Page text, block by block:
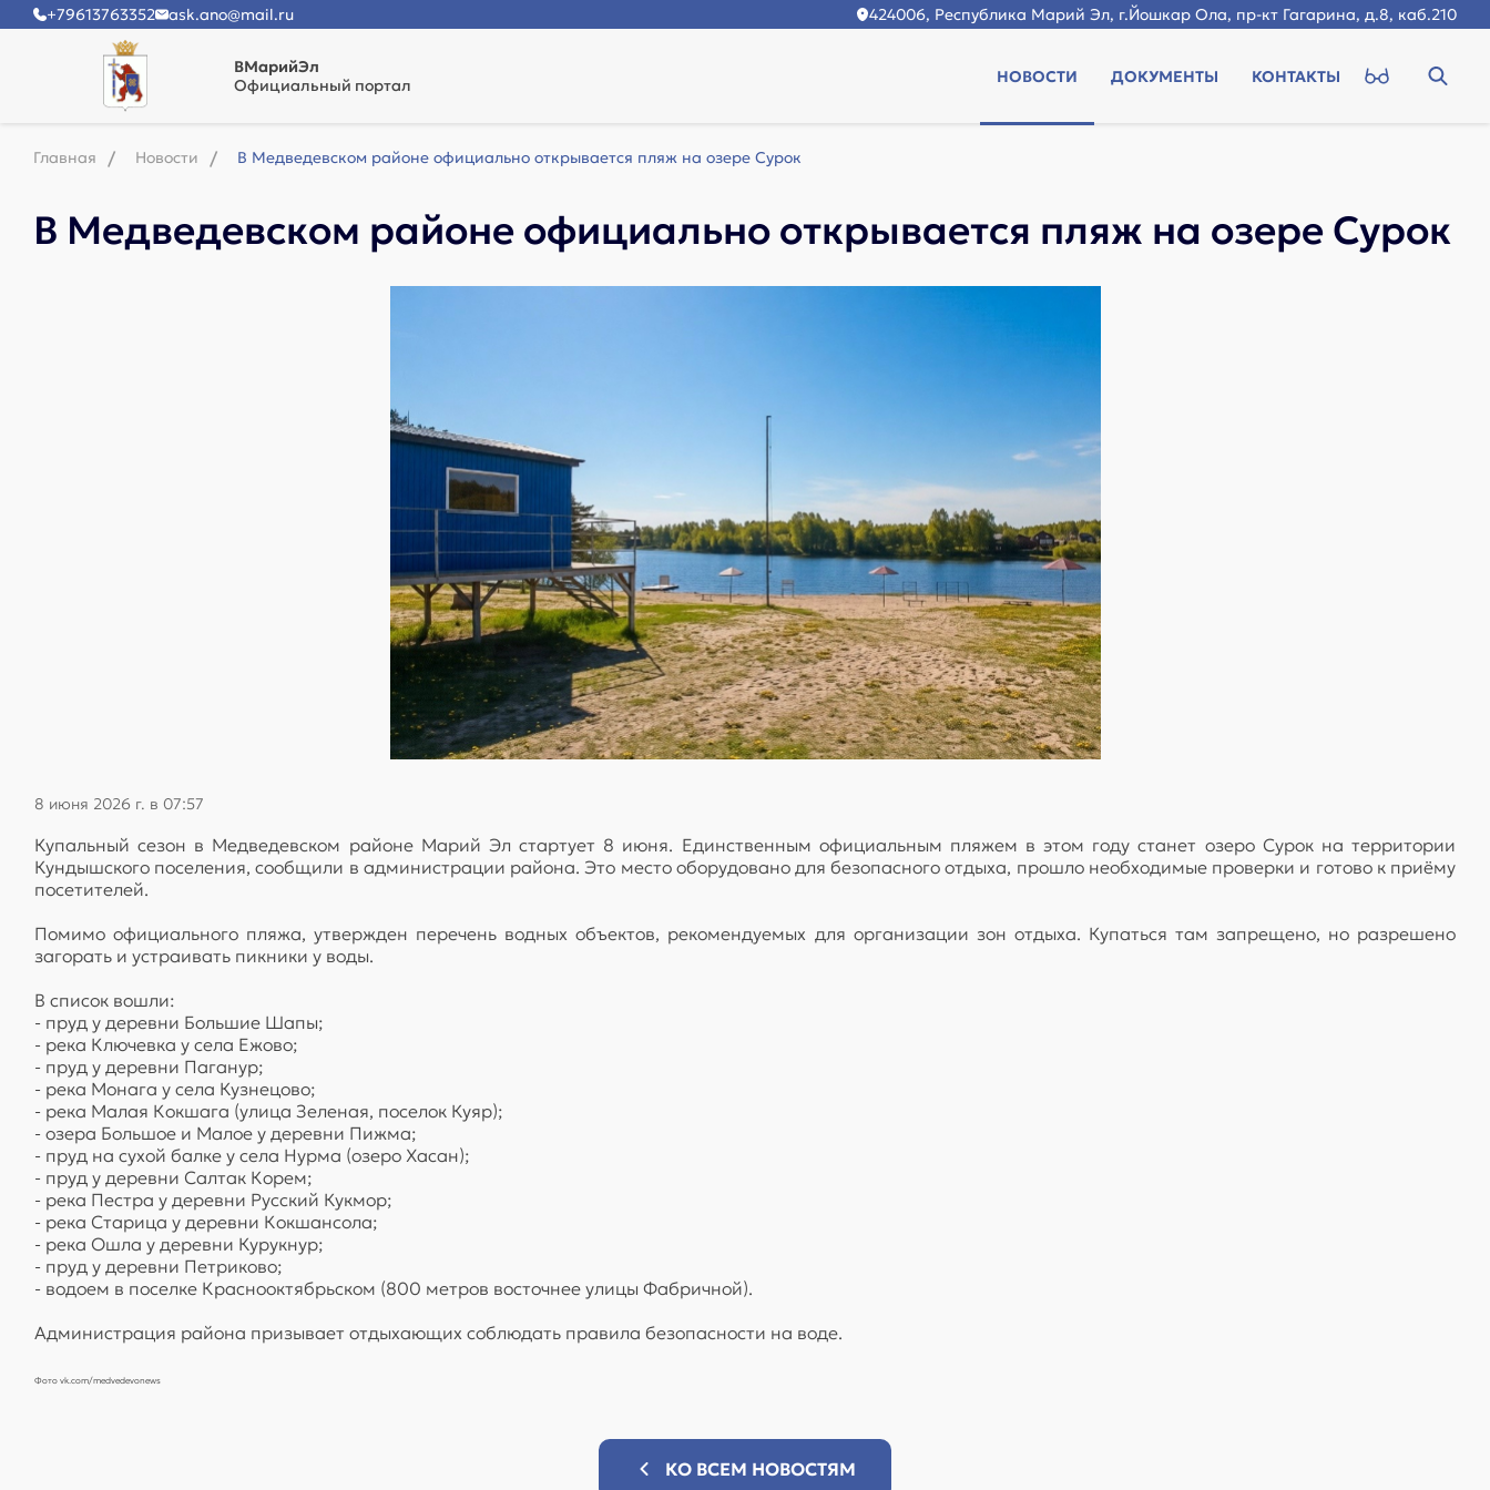
+79613763352 ask.ano@mail.ru 424006, Республика Марий Эл, г.Йошкар Ола, пр-кт Гагарина, д.8, каб.210
ВМарийЭл
Официальный портал
НОВОСТИ ДОКУМЕНТЫ КОНТАКТЫ
Главная Новости В Медведевском районе официально открывается пляж на озере Сурок
В Медведевском районе официально открывается пляж на озере Сурок
8 июня 2026 г. в 07:57
Купальный сезон в Медведевском районе Марий Эл стартует 8 июня. Единственным официальным пляжем в этом году станет озеро Сурок на территории
Кундышского поселения, сообщили в администрации района. Это место оборудовано для безопасного отдыха, прошло необходимые проверки и готово к приёму
посетителей.
Помимо официального пляжа, утвержден перечень водных объектов, рекомендуемых для организации зон отдыха. Купаться там запрещено, но разрешено
загорать и устраивать пикники у воды.
В список вошли:
- пруд у деревни Большие Шапы;
- река Ключевка у села Ежово;
- пруд у деревни Паганур;
- река Монага у села Кузнецово;
- река Малая Кокшага (улица Зеленая, поселок Куяр);
- озера Большое и Малое у деревни Пижма;
- пруд на сухой балке у села Нурма (озеро Хасан);
- пруд у деревни Салтак Корем;
- река Пестра у деревни Русский Кукмор;
- река Старица у деревни Кокшансола;
- река Ошла у деревни Курукнур;
- пруд у деревни Петриково;
- водоем в поселке Краснооктябрьском (800 метров восточнее улицы Фабричной).
Администрация района призывает отдыхающих соблюдать правила безопасности на воде.
Фото vk.com/medvedevonews
КО ВСЕМ НОВОСТЯМ